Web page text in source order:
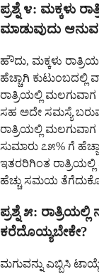
ಪ್ರಶ್ನೆ ೪: ಮಕ್ಕಳು
ಮಾಡುವುದು
ಹೌದು, ಮಕ್ಕಳು
ಹೆಚ್ಚಾಗಿ ಕುಟುಂಬದಲ್ಲಿ
ರಾತ್ರಿಯಲ್ಲಿ
ಸಹ ಅದೇ ಸಮಸ್ಯೆ
ರಾತ್ರಿಯಲ್ಲಿ
ಸುಮಾರು ೭೫% ಗೆ
ಇತರರಿಗಿಂತ
ಹೆಚ್ಚು ಸಮಯ
ಪ್ರಶ್ನೆ ೫:
ಕರೆದೊಯ್ಯಬೇಕೇ?
ಮಗುವನ್ನು ಎಬ್ಬಿಸಿ